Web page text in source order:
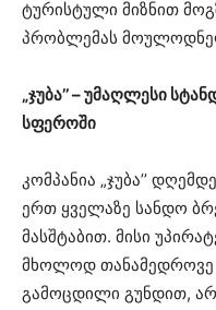
ტურისტული მიზნით
პრობლემას
„ჯუბა’’ – უმაღლესი
სფეროში
კომპანია „ჯუბა’’
ერთ ყველაზე სანდო
მასშტაბით. მისი
მხოლოდ თანამედროვე
გამოცდილი გუნდით,